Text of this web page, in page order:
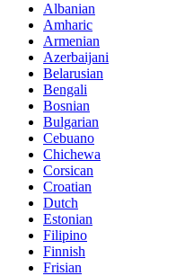
Albanian
Amharic
Armenian
Azerbaijani
Belarusian
Bengali
Bosnian
Bulgarian
Cebuano
Chichewa
Corsican
Croatian
Dutch
Estonian
Filipino
Finnish
Frisian